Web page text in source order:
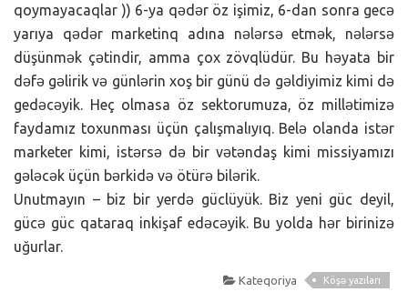
qoymayacaqlar )) 6-ya qədər öz işimiz, 6-dan sonra gecə
yarıya qədər marketinq adına nələrsə etmək, nələrsə
düşünmək çətindir, amma çox zövqlüdür. Bu həyata bir
dəfə gəlirik və günlərin xoş bir günü də gəldiyimiz kimi də
gedəcəyik. Heç olmasa öz sektorumuza, öz millətimizə
faydamız toxunması üçün çalışmalıyıq. Belə olanda istər
marketer kimi, istərsə də bir vətəndaş kimi missiyamızı
gələcək üçün bərkidə və ötürə bilərik.
Unutmayın – biz bir yerdə güclüyük. Biz yeni güc deyil,
gücə güc qataraq inkişaf edəcəyik. Bu yolda hər birinizə
uğurlar.
Kateqoriya Köşə yazıları